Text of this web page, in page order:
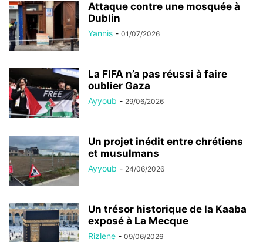
Attaque contre une mosquée à
Dublin
Yannis - 01/07/2026
La FIFA n’a pas réussi à faire
oublier Gaza
Ayyoub - 29/06/2026
Un projet inédit entre chrétiens
et musulmans
Ayyoub - 24/06/2026
Un trésor historique de la Kaaba
exposé à La Mecque
Rizlene - 09/06/2026